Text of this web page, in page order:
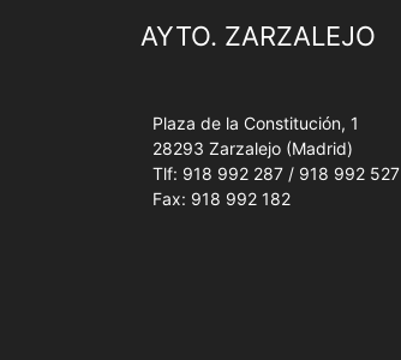
AYTO. ZARZALEJO
Plaza de la Constitución, 1
28293 Zarzalejo (Madrid)
Tlf: 918 992 287 / 918 992 527
Fax: 918 992 182